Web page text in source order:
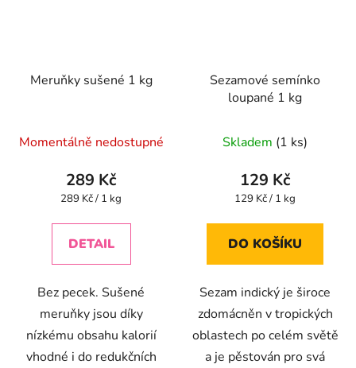
Meruňky sušené 1 kg
hodnocení
produktu
je
z
Momentálně nedostupné
289 Kč
Měrná
289 Kč / 1 kg
DETAIL
Bez pecek. Sušené
meruňky jsou díky
nízkému obsahu kalorií
vhodné i do redukčních
Sezamové semínko
loupané 1 kg
Skladem (1 ks)
129 Kč
Měrná
129 Kč / 1 kg
DO KOŠÍKU
Sezam indický je široce
zdomácněn v tropických
oblastech po celém světě
a je pěstován pro svá